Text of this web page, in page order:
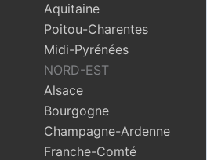
Aquitaine
Poitou-Charentes
Midi-Pyrénées
NORD-EST
Alsace
Bourgogne
Champagne-Ardenne
Franche-Comté